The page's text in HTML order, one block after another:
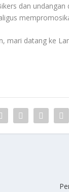
dan
mari datang ke